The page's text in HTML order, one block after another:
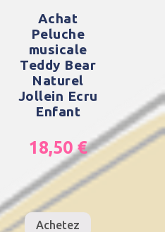
Achat
Peluche
musicale
Teddy Bear
Naturel
Jollein Ecru
Enfant
18,50€
Achetez